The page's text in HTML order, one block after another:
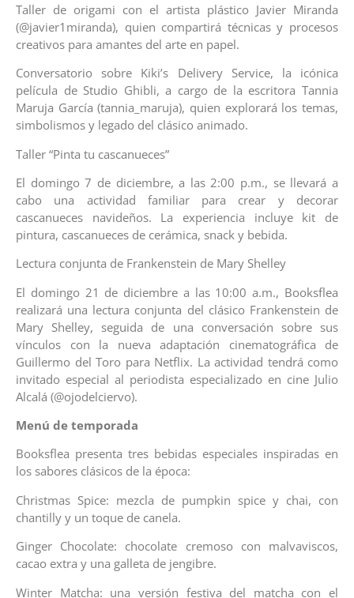
Taller de origami con el artista plástico Javier Miranda
(@javier1miranda), quien compartirá técnicas y procesos
creativos para amantes del arte en papel.
Conversatorio sobre Kiki’s Delivery Service, la icónica
película de Studio Ghibli, a cargo de la escritora Tannia
Maruja García (tannia_maruja), quien explorará los temas,
simbolismos y legado del clásico animado.
Taller “Pinta tu cascanueces”
El domingo 7 de diciembre, a las 2:00 p.m., se llevará a
cabo una actividad familiar para crear y decorar
cascanueces navideños. La experiencia incluye kit de
pintura, cascanueces de cerámica, snack y bebida.
Lectura conjunta de Frankenstein de Mary Shelley
El domingo 21 de diciembre a las 10:00 a.m., Booksflea
realizará una lectura conjunta del clásico Frankenstein de
Mary Shelley, seguida de una conversación sobre sus
vínculos con la nueva adaptación cinematográfica de
Guillermo del Toro para Netflix. La actividad tendrá como
invitado especial al periodista especializado en cine Julio
Alcalá (@ojodelciervo).
Menú de temporada
Booksflea presenta tres bebidas especiales inspiradas en
los sabores clásicos de la época:
Christmas Spice: mezcla de pumpkin spice y chai, con
chantilly y un toque de canela.
Ginger Chocolate: chocolate cremoso con malvaviscos,
cacao extra y una galleta de jengibre.
Winter Matcha: una versión festiva del matcha con el